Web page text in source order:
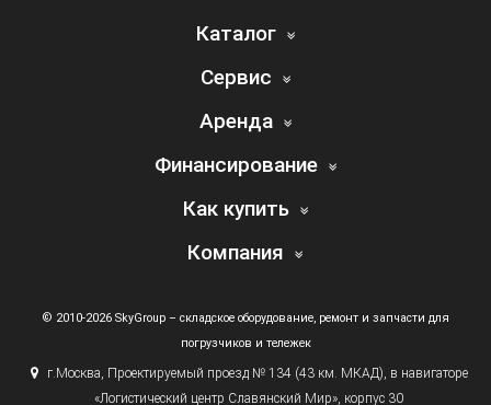
Каталог
Сервис
Аренда
Финансирование
Как купить
Компания
© 2010-2026 SkyGroup – складское оборудование, ремонт и запчасти для
погрузчиков и тележек
г.Москва, Проектируемый проезд № 134 (43км. МКАД), в навигаторе
«Логистический центр Славянский Мир», корпус 30